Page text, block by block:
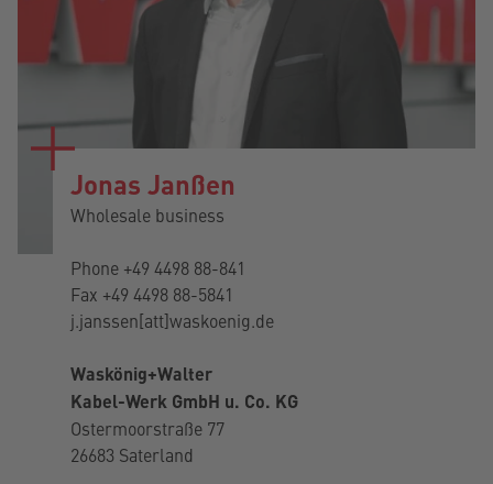
Jonas Janßen
Wholesale business
Phone +49 4498 88-841
Fax +49 4498 88-5841
j.janssen[att]waskoenig.de
Waskönig+Walter
Kabel-Werk GmbH u. Co. KG
Ostermoorstraße 77
26683 Saterland